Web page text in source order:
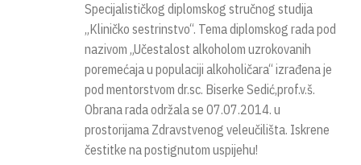
Specijalističkog diplomskog stručnog studija
„Kliničko sestrinstvo“. Tema diplomskog rada pod
nazivom „Učestalost alkoholom uzrokovanih
poremećaja u populaciji alkoholičara“ izrađena je
pod mentorstvom dr.sc. Biserke Sedić,prof.v.š.
Obrana rada održala se 07.07.2014. u
prostorijama Zdravstvenog veleučilišta. Iskrene
čestitke na postignutom uspijehu!